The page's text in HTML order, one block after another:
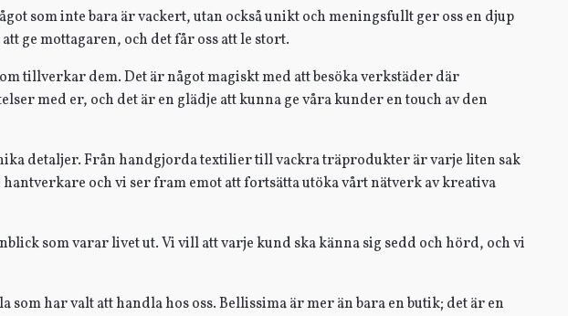
som inte bara är vackert, utan också unikt och meningsfullt ger oss en djup
ge mottagaren, och det får oss att le stort.
tillverkar dem. Det är något magiskt med att besöka verkstäder där
med er, och det är en glädje att kunna ge våra kunder en touch av den
detaljer. Från handgjorda textilier till vackra träprodukter är varje liten sak
och vi ser fram emot att fortsätta utöka vårt nätverk av kreativa
som varar livet ut. Vi vill att varje kund ska känna sig sedd och hörd, och vi
har valt att handla hos oss. Bellissima är mer än bara en butik; det är en